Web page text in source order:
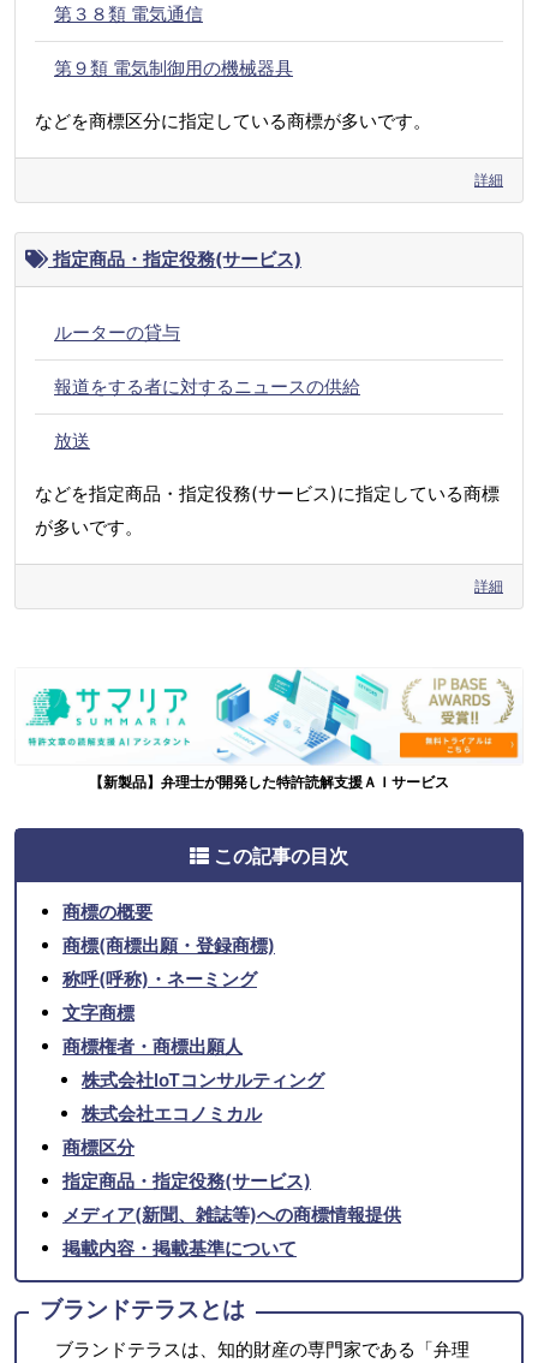
第３８類 電気通信
第９類 電気制御用の機械器具
などを商標区分に指定している商標が多いです。
詳細
指定商品・指定役務(サービス)
ルーターの貸与
報道をする者に対するニュースの供給
放送
などを指定商品・指定役務(サービス)に指定している商標
が多いです。
詳細
【新製品】弁理士が開発した特許読解支援ＡＩサービス
この記事の目次
商標の概要
商標(商標出願・登録商標)
称呼(呼称)・ネーミング
文字商標
商標権者・商標出願人
株式会社IoTコンサルティング
株式会社エコノミカル
商標区分
指定商品・指定役務(サービス)
メディア(新聞、雑誌等)への商標情報提供
掲載内容・掲載基準について
ブランドテラスとは
ブランドテラスは、知的財産の専門家である「弁理